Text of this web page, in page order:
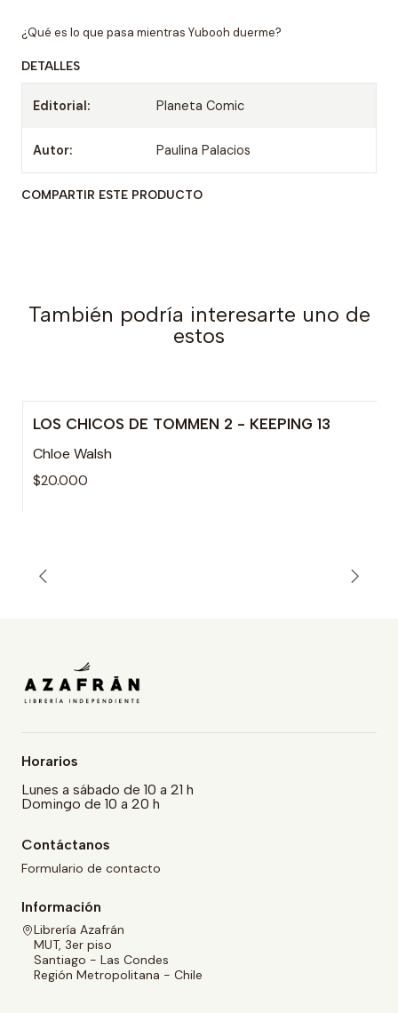
¿Qué es lo que pasa mientras Yubooh duerme?
DETALLES
Editorial: Planeta Comic
Autor: Paulina Palacios
COMPARTIR ESTE PRODUCTO
También podría interesarte uno de
estos
Agotado
LOS CHICOS DE TOMMEN 2 - KEEPING 13
Chloe Walsh
$20.000
Horarios
Lunes a sábado de 10 a 21 h
Domingo de 10 a 20 h
Contáctanos
Formulario de contacto
Información
Librería Azafrán
MUT, 3er piso
Santiago - Las Condes
Región Metropolitana - Chile